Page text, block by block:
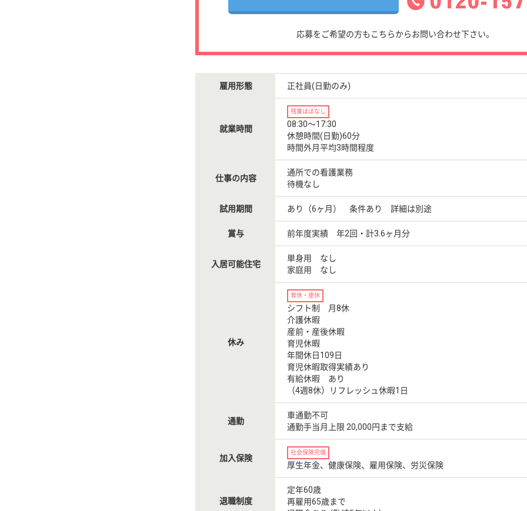
応募をご希望の方もこちらからお問い合わせ下さい。
雇用形態 正社員(日勤のみ)
就業時間
残業ほぼなし
08:30〜17:30
休憩時間(日勤)60分
時間外月平均3時間程度
仕事の内容
通所での看護業務
待機なし
試用期間 あり（6ヶ月） 条件あり 詳細は別途
賞与 前年度実績 年2回・計3.6ヶ月分
入居可能住宅
単身用 なし
家庭用 なし
休み
育休・産休
シフト制 月8休
介護休暇
産前・産後休暇
育児休暇
年間休日109日
育児休暇取得実績あり
有給休暇 あり
（4週8休）リフレッシュ休暇1日
通勤
車通勤不可
通勤手当月上限 20,000円まで支給
加入保険
社会保険完備
厚生年金、健康保険、雇用保険、労災保険
退職制度
定年60歳
再雇用65歳まで